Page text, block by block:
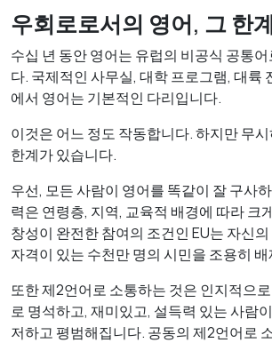
우회로로서의 영어, 그 한
수십 년 동안 영어는 유럽의 비공식 공통
다. 국제적인 사무실, 대학 프로그램, 대륙
에서 영어는 기본적인 다리입니다.
이것은 어느 정도 작동합니다. 하지만 무
한계가 있습니다.
우선, 모든 사람이 영어를 똑같이 잘 구사
력은 연령층, 지역, 교육적 배경에 따라 크
창성이 완전한 참여의 조건인 EU는 자신
자격이 있는 수천만 명의 시민을 조용히
또한 제2언어로 소통하는 것은 인지적으
로 명석하고, 재미있고, 설득력 있는 사람
저하고 평범해집니다. 공동의 제2언어로